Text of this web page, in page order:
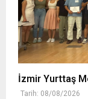
İzmir Yurttaş
Tarih: 08/08/2026